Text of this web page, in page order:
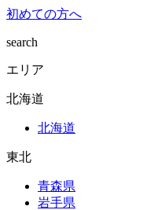
初めての方へ
search
エリア
北海道
北海道
東北
青森県
岩手県